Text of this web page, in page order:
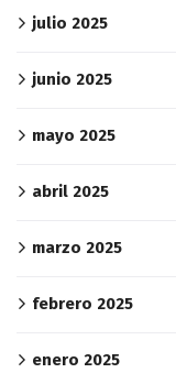
julio 2025
junio 2025
mayo 2025
abril 2025
marzo 2025
febrero 2025
enero 2025